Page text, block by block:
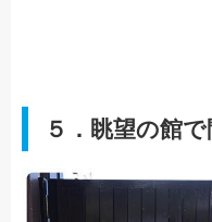
５．眺望の館